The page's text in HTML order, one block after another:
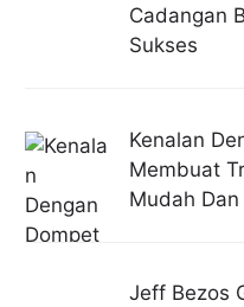
Cadangan
Sukses
Kenalan
Membuat
Mudah
Jeff Bezos